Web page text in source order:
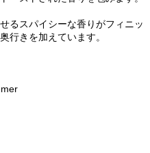
るスパイシーな香りがフィニッ
行きを加えています。